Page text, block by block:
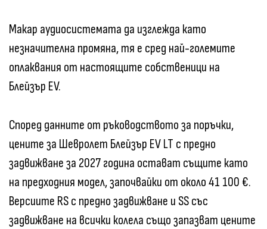
Макар аудиосистемата да изглежда като
незначителна промяна, тя е сред най-големите
оплаквания от настоящите собственици на
Блейзър EV.
Според данните от ръководството за поръчки,
цените за Шевролет Блейзър EV LT с предно
задвижване за 2027 година остават същите като
на предходния модел, започвайки от около 41 100 €.
Версиите RS с предно задвижване и SS със
задвижване на всички колела също запазват цените